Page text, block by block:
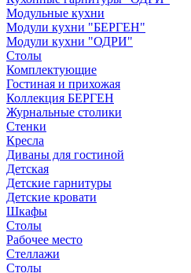
Модульные кухни
Модули кухни "БЕРГЕН"
Модули кухни "ОДРИ"
Столы
Комплектующие
Гостиная и прихожая
Коллекция БЕРГЕН
Журнальные столики
Стенки
Кресла
Диваны для гостиной
Детская
Детские гарнитуры
Детские кровати
Шкафы
Столы
Рабочее место
Стеллажи
Столы